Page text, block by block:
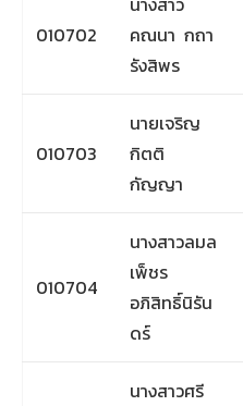
010702
คณนา กถา
รังสิพร
010703
นายเจริญ
กิตติ
กัญญา
010704
นางสาวลมล
เพ็ชร
อภิสิทธิ์นิรัน
ดร์
นางสาวศรี